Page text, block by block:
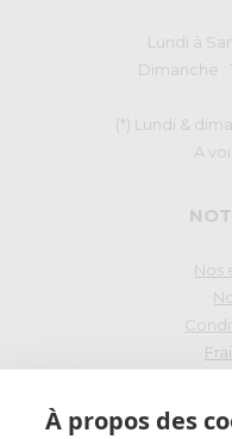
À propos des
Lundi à
Dimanche :
(*) Lundi &
A voir
Nos